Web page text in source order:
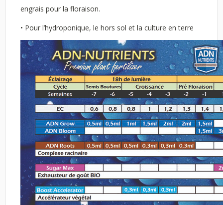
engrais pour la floraison.
• Pour l’hydroponique, le hors sol et la culture en terre